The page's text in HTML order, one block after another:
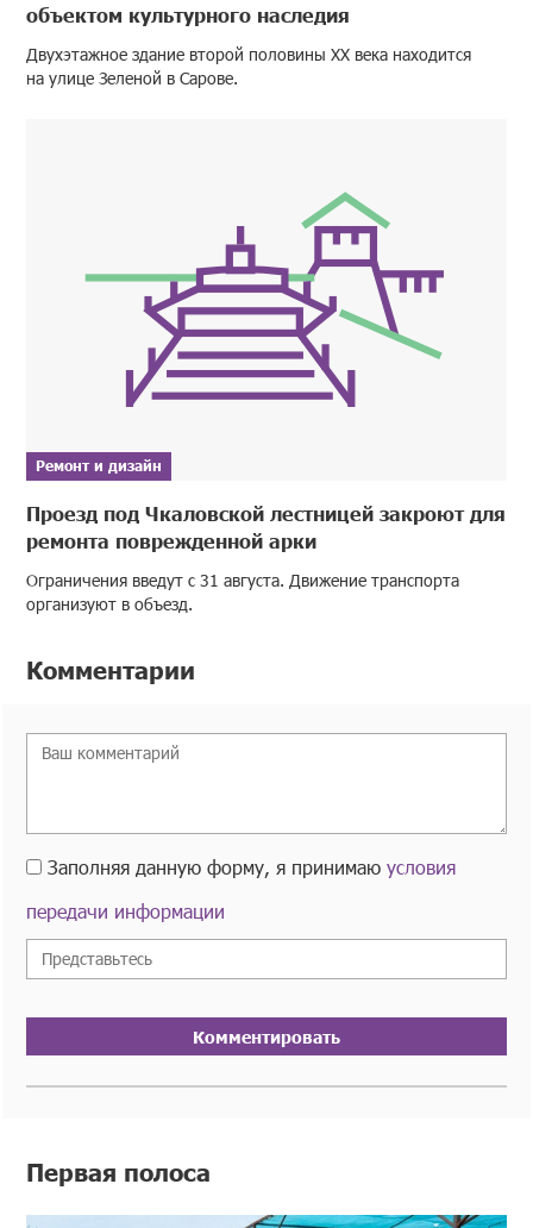
объектом культурного наследия
Двухэтажное здание второй половины XX века находится
на улице Зеленой в Сарове.
Ремонт и дизайн
Проезд под Чкаловской лестницей закроют для
ремонта поврежденной арки
Ограничения введут с 31 августа. Движение транспорта
организуют в объезд.
Комментарии
Заполняя данную форму, я принимаюусловия
передачи информации
Комментировать
Первая полоса